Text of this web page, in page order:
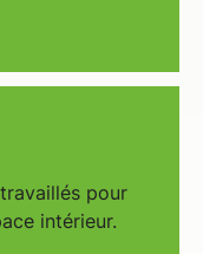
pour
intérieur.